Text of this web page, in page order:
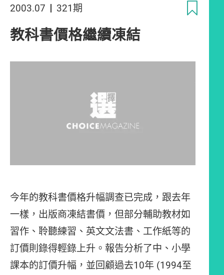
2003.07 321期
教科書價格繼續凍結
今年的教科書價格升幅調查已完成，跟去年
一樣，出版商凍結書價，但部分輔助教材如
習作、聆聽練習、英文文法書、工作紙等的
訂價則錄得輕錄上升。報告分析了中、小學
課本的訂價升幅，並回顧過去10年 (1994至